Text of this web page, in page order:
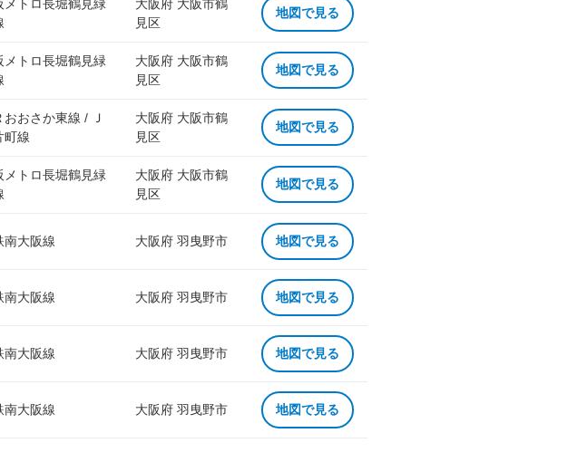
メトロ長堀鶴見緑
大阪府 大阪市鶴
見区
地図で見る
メトロ長堀鶴見緑
大阪府 大阪市鶴
見区
地図で見る
おおさか東線 / Ｊ
町線
大阪府 大阪市鶴
見区
地図で見る
メトロ長堀鶴見緑
大阪府 大阪市鶴
見区
地図で見る
南大阪線 大阪府 羽曳野市 地図で見る
南大阪線 大阪府 羽曳野市 地図で見る
南大阪線 大阪府 羽曳野市 地図で見る
南大阪線 大阪府 羽曳野市 地図で見る